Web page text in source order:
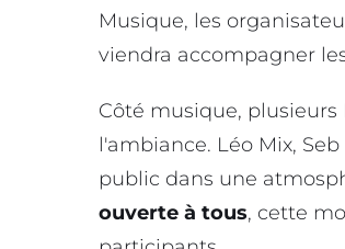
Musique, les
viendra accompagner
Côté musique,
l'ambiance. Léo Mix,
public dans une
ouverte à tous, cette